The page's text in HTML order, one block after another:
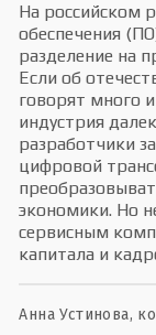
На российском
обеспечения
разделение на
Если об
говорят много
индустрия
разработчики
цифровой
экономики. Но
сервисным
капитала и
Ан­на Ус­ти­нова,